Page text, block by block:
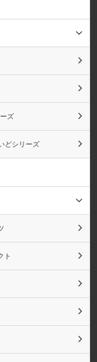
リーザ
ンボール
シリーズ
ズ
どシリーズ
ト